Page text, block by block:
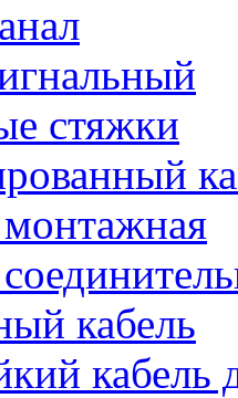
стяжки
кабель